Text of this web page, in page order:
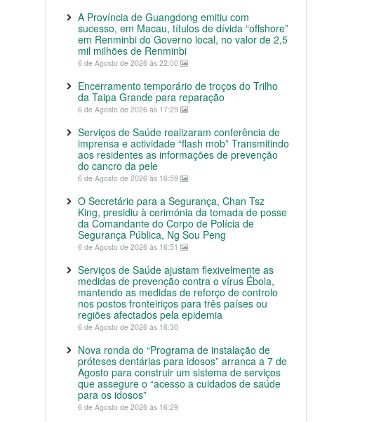
A Província de Guangdong emitiu com
sucesso, em Macau, títulos de dívida “offshore”
em Renminbi do Governo local, no valor de 2,5
mil milhões de Renminbi
6 de Agosto de 2026 às 22:00
Encerramento temporário de troços do Trilho
da Taipa Grande para reparação
6 de Agosto de 2026 às 17:29
Serviços de Saúde realizaram conferência de
imprensa e actividade “flash mob” Transmitindo
aos residentes as informações de prevenção
do cancro da pele
6 de Agosto de 2026 às 16:59
O Secretário para a Segurança, Chan Tsz
King, presidiu à cerimónia da tomada de posse
da Comandante do Corpo de Polícia de
Segurança Pública, Ng Sou Peng
6 de Agosto de 2026 às 16:51
Serviços de Saúde ajustam flexivelmente as
medidas de prevenção contra o vírus Ébola,
mantendo as medidas de reforço de controlo
nos postos fronteiriços para três países ou
regiões afectados pela epidemia
6 de Agosto de 2026 às 16:30
Nova ronda do “Programa de instalação de
próteses dentárias para idosos” arranca a 7 de
Agosto para construir um sistema de serviços
que assegure o “acesso a cuidados de saúde
para os idosos”
6 de Agosto de 2026 às 16:29